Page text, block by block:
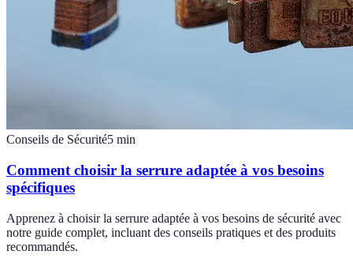
Conseils de Sécurité5 min
Comment choisir la serrure adaptée à vos besoins
spécifiques
Apprenez à choisir la serrure adaptée à vos besoins de sécurité avec
notre guide complet, incluant des conseils pratiques et des produits
recommandés.